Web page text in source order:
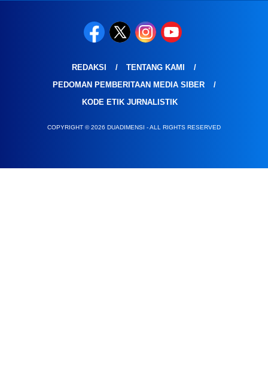
REDAKSI
TENTANG KAMI
PEDOMAN PEMBERITAAN MEDIA SIBER
KODE ETIK JURNALISTIK
COPYRIGHT © 2026 DUADIMENSI - ALL RIGHTS RESERVED